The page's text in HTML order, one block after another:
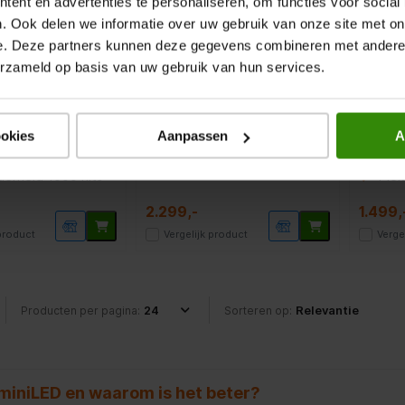
Ook delen we informatie over uw gebruik van onze site met
Deze partners kunnen deze gegevens combineren met
op basis van uw gebruik van hun services.
Aanpassen
(2026)
PRO (2026)
MiniLED TV
Mat en niet-reflecterend
Piekhelderheid 3000 nits
2.299,-
Vergelijk product
(2026)
75"
Producten per pagina: Sorteren op:
en waarom is het beter?